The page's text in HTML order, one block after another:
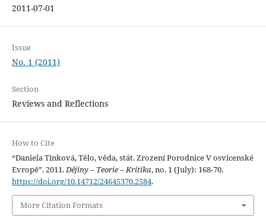
2011-07-01
Issue
No. 1 (2011)
Section
Reviews and Reflections
How to Cite
“Daniela Tinková, Tělo, věda, stát. Zrození Porodnice V osvícenské
Evropě”. 2011.Dějiny – Teorie – Kritika, no. 1 (July): 168-70.
https://doi.org/10.14712/24645370.2584.
More Citation Formats